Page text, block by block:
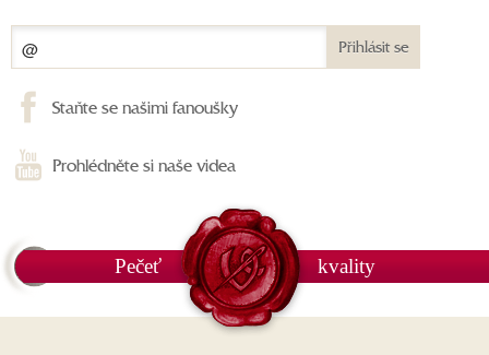
Přihlásit se
Staňte se našimi fanoušky
Prohlédněte si naše videa
Pečeť kvality